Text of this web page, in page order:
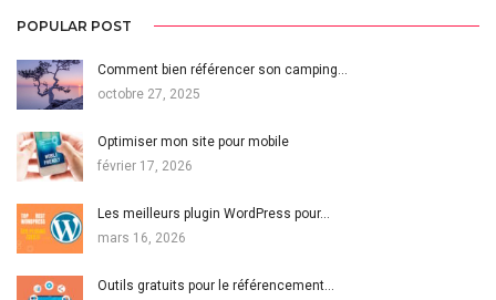
POPULAR POST
Comment bien référencer son camping…
octobre 27, 2025
Optimiser mon site pour mobile
février 17, 2026
Les meilleurs plugin WordPress pour…
mars 16, 2026
Outils gratuits pour le référencement…